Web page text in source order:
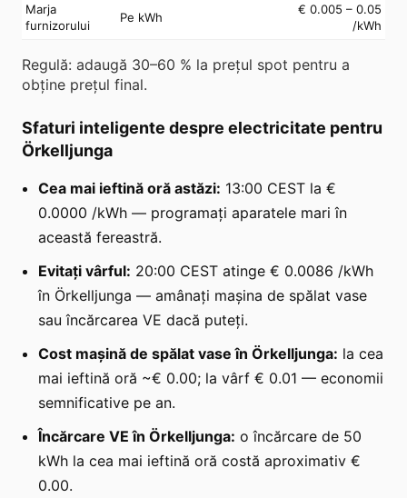
Marja
furnizorului
Pe kWh
€ 0.005 – 0.05
/kWh
Regulă: adaugă 30–60 % la prețul spot pentru a
obține prețul final.
Sfaturi inteligente despre electricitate pentru
Örkelljunga
Cea mai ieftină oră astăzi: 13:00 CEST la €
0.0000 /kWh — programați aparatele mari în
această fereastră.
Evitați vârful: 20:00 CEST atinge € 0.0086 /kWh
în Örkelljunga — amânați mașina de spălat vase
sau încărcarea VE dacă puteți.
Cost mașină de spălat vase în Örkelljunga: la cea
mai ieftină oră ~€ 0.00; la vârf € 0.01 — economii
semnificative pe an.
Încărcare VE în Örkelljunga: o încărcare de 50
kWh la cea mai ieftină oră costă aproximativ €
0.00.